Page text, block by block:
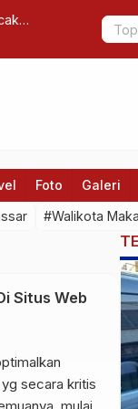
Jum’at
Foto Galeri
#Walikota
Situs Web
secara kritis